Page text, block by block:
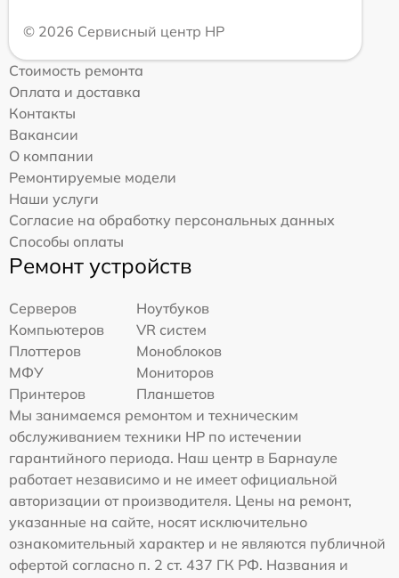
© 2026 Сервисный центр HP
Стоимость ремонта
Оплата и доставка
Контакты
Вакансии
О компании
Ремонтируемые модели
Наши услуги
Согласие на обработку персональных данных
Способы оплаты
Ремонт устройств
Серверов
Ноутбуков
Компьютеров
VR систем
Плоттеров
Моноблоков
МФУ
Мониторов
Принтеров
Планшетов
Мы занимаемся ремонтом и техническим
обслуживанием техники HP по истечении
гарантийного периода. Наш центр в Барнауле
работает независимо и не имеет официальной
авторизации от производителя. Цены на ремонт,
указанные на сайте, носят исключительно
ознакомительный характер и не являются публичной
офертой согласно п. 2 ст. 437 ГК РФ. Названия и